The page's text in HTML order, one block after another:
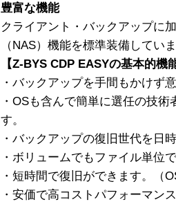
豊富な機能
クライアント・バックアップに
（NAS）機能を標準装備してい
【Z-BYS CDP EASYの基本的機
・バックアップを手間もかけず
・OSも含んで簡単に選任の技
す。
・バックアップの復旧世代を日
・ボリュームでもファイル単位
・短時間で復旧ができます。（
・安価で高コストパフォーマン